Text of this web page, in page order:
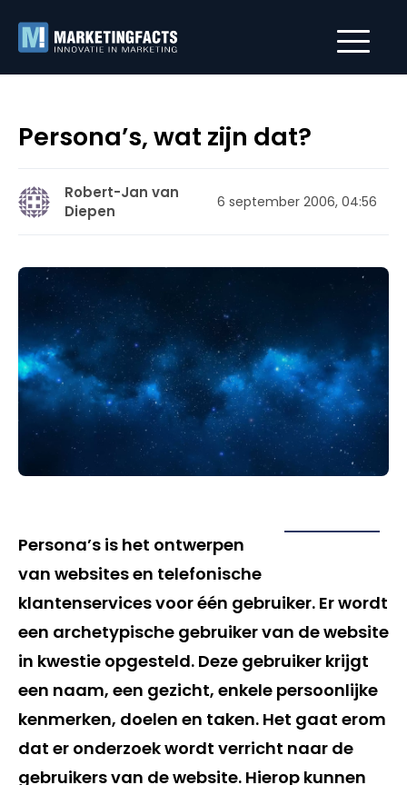
Persona’s, wat zijn dat?
Robert-Jan van
Diepen
6 september 2006, 04:56
Persona’s is het ontwerpen
van websites en telefonische
klantenservices voor één gebruiker. Er wordt
een archetypische gebruiker van de website
in kwestie opgesteld. Deze gebruiker krijgt
een naam, een gezicht, enkele persoonlijke
kenmerken, doelen en taken. Het gaat erom
dat er onderzoek wordt verricht naar de
gebruikers van de website. Hierop kunnen